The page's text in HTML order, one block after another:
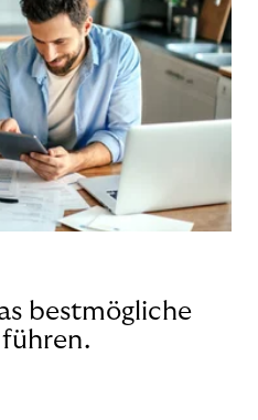
bestmögliche